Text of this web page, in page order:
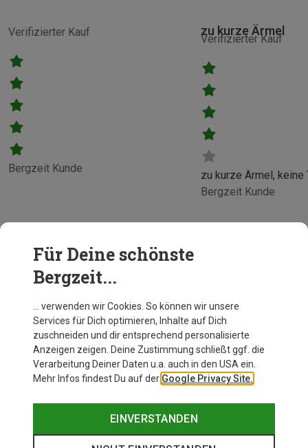
Bergzeit Kunde
Verifizierter Kauf
Bergzeit Kunde
Verifizierter Kauf
zu kurze Ärmel
zu kurze Ärmel, keine
Für Deine schönste
Bergzeit...
… verwenden wir Cookies. So können wir unsere
Services für Dich optimieren, Inhalte auf Dich
zuschneiden und dir entsprechend personalisierte
Anzeigen zeigen. Deine Zustimmung schließt ggf. die
Verarbeitung Deiner Daten u.a. auch in den USA ein.
Mehr Infos findest Du auf der Google Privacy Site.
EINVERSTANDEN